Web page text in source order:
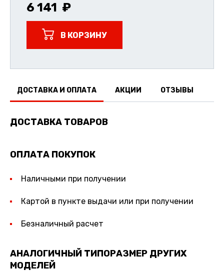
6 141
В КОРЗИНУ
ДОСТАВКА И ОПЛАТА АКЦИИ ОТЗЫВЫ
ДОСТАВКА ТОВАРОВ
ОПЛАТА ПОКУПОК
Наличными при получении
Картой в пункте выдачи или при получении
Безналичный расчет
АНАЛОГИЧНЫЙ ТИПОРАЗМЕР ДРУГИХ
МОДЕЛЕЙ